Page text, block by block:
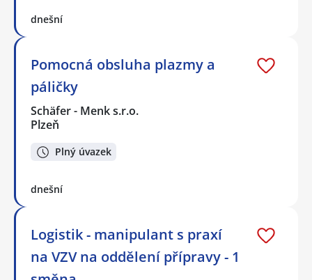
dnešní
Pomocná obsluha plazmy a
páličky
Schäfer - Menk s.r.o.
Plzeň
Plný úvazek
dnešní
Logistik - manipulant s praxí
na VZV na oddělení přípravy - 1